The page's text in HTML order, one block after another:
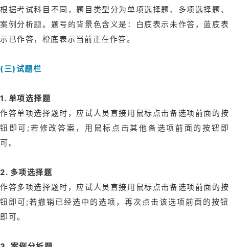
根据考试科目不同，题目类型分为单项选择题、多项选择题、
案例分析题。题号的背景色含义是：白底表示未作答，蓝底表
示已作答，橙底表示当前正在作答。
(三)试题栏
1. 单项选择题
作答单项选择题时，应试人员直接用鼠标点击备选项前面的按
钮即可;若修改答案，用鼠标点击其他备选项前面的按钮即
可。
2. 多项选择题
作答多项选择题时，应试人员直接用鼠标点击备选项前面的按
钮即可;若撤销已经选中的选项，再次点击该选项前面的按钮
即可。